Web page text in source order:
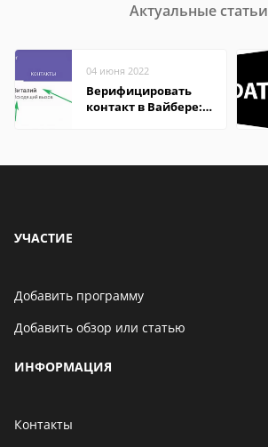
Актуальные статьи
04 июня 2022
Верифицировать
контакт в Вайбере:
УЧАСТИЕ
Добавить программу
Добавить обзор или статью
ИНФОРМАЦИЯ
Контакты